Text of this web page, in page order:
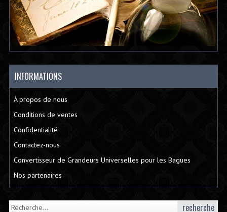
INFORMATIONS
À propos de nous
Conditions de ventes
Confidentialité
Contactez-nous
Convertisseur de Grandeurs Universelles pour les Bagues
Nos partenaires
recherche